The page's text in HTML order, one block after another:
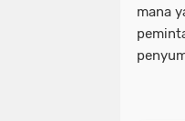
mana